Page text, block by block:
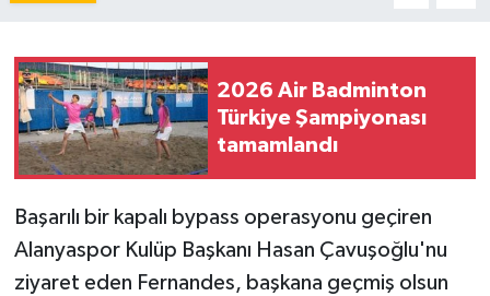
2026 Air Badminton
Türkiye Şampiyonası
tamamlandı
Başarılı bir kapalı bypass operasyonu geçiren
Alanyaspor Kulüp Başkanı Hasan Çavuşoğlu'nu
ziyaret eden Fernandes, başkana geçmiş olsun